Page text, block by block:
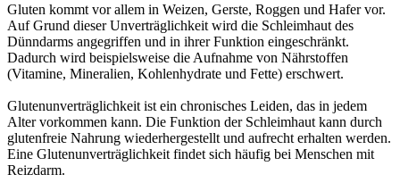
Gluten kommt vor allem in Weizen, Gerste, Roggen und Hafer vor.
Auf Grund dieser Unverträglichkeit wird die Schleimhaut des
Dünndarms angegriffen und in ihrer Funktion eingeschränkt.
Dadurch wird beispielsweise die Aufnahme von Nährstoffen
(Vitamine, Mineralien, Kohlenhydrate und Fette) erschwert.
Glutenunverträglichkeit ist ein chronisches Leiden, das in jedem
Alter vorkommen kann. Die Funktion der Schleimhaut kann durch
glutenfreie Nahrung wiederhergestellt und aufrecht erhalten werden.
Eine Glutenunverträglichkeit findet sich häufig bei Menschen mit
Reizdarm.